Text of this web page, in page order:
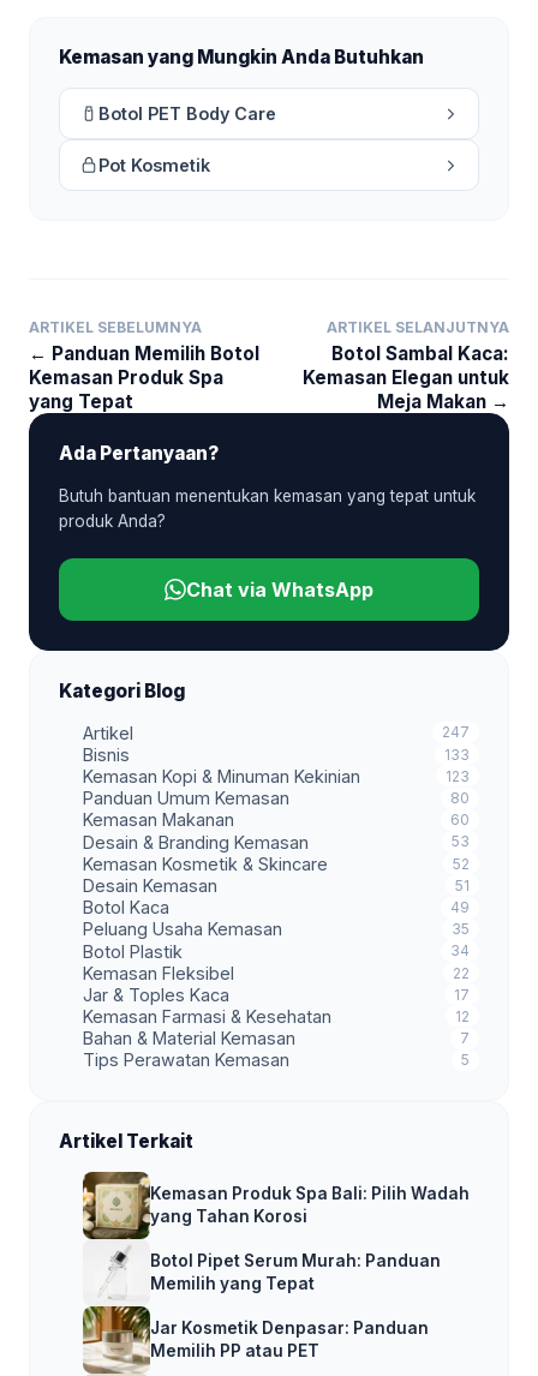
Kemasan yang Mungkin Anda Butuhkan
Botol PET Body Care
Pot Kosmetik
ARTIKEL SEBELUMNYA
← Panduan Memilih Botol
Kemasan Produk Spa
yang Tepat
ARTIKEL SELANJUTNYA
Botol Sambal Kaca:
Kemasan Elegan untuk
Meja Makan →
Ada Pertanyaan?
Butuh bantuan menentukan kemasan yang tepat untuk
produk Anda?
Chat via WhatsApp
Kategori Blog
Artikel 247
Bisnis 133
Kemasan Kopi & Minuman Kekinian 123
Panduan Umum Kemasan 80
Kemasan Makanan 60
Desain & Branding Kemasan 53
Kemasan Kosmetik & Skincare 52
Desain Kemasan 51
Botol Kaca 49
Peluang Usaha Kemasan 35
Botol Plastik 34
Kemasan Fleksibel 22
Jar & Toples Kaca 17
Kemasan Farmasi & Kesehatan 12
Bahan & Material Kemasan 7
Tips Perawatan Kemasan 5
Artikel Terkait
Kemasan Produk Spa Bali: Pilih Wadah
yang Tahan Korosi
Botol Pipet Serum Murah: Panduan
Memilih yang Tepat
Jar Kosmetik Denpasar: Panduan
Memilih PP atau PET